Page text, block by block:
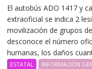
El autobús ADO 1417 y
extraoficial se indica 2
movilización de grupos
desconoce el número
humanas, los daños
ESTATAL INFORMACIÓN